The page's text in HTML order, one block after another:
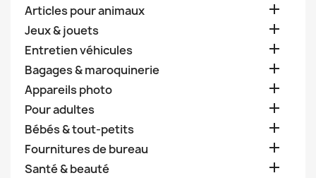
Articles pour animaux 
Jeux & jouets 
Entretien véhicules 
Bagages & maroquinerie 
Appareils photo 
Pour adultes 
Bébés & tout-petits 
Fournitures de bureau 
Santé & beauté 